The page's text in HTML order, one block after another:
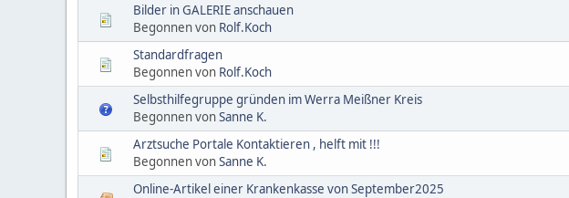
Bilder in GALERIE anschauen
Begonnen von Rolf.Koch
Standardfragen
Begonnen von Rolf.Koch
Selbsthilfegruppe gründen im Werra Meißner Kreis
Begonnen vonSanne K.
Arztsuche Portale Kontaktieren , helft mit !!!
Begonnen vonSanne K.
Online-Artikel einer Krankenkasse von September2025